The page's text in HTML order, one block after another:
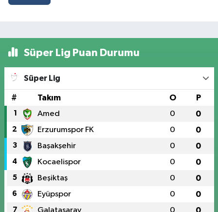
Süper Lig Puan Durumu
Süper Lig
# Takım O P
1 Amed 0 0
2 Erzurumspor FK 0 0
3 Başakşehir 0 0
4 Kocaelispor 0 0
5 Beşiktaş 0 0
6 Eyüpspor 0 0
7